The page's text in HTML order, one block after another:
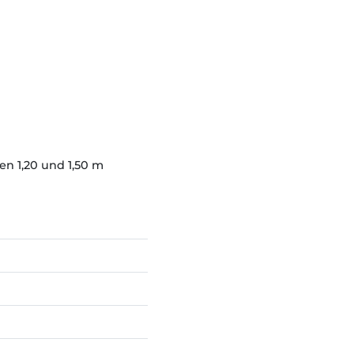
1,20 und 1,50 m